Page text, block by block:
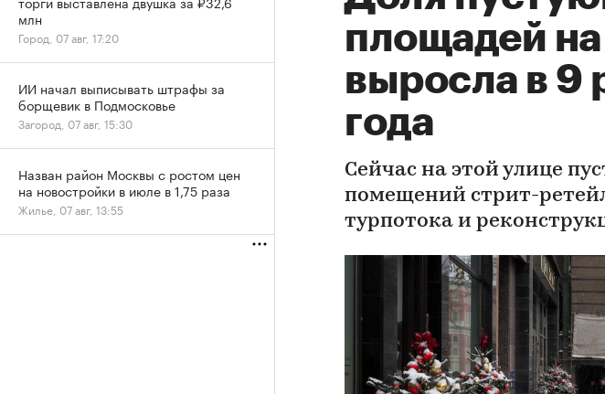
площадей
выросла в 9
года
Сейчас на этой улице
помещений стрит-
турпотока и
млн
Город, 07 авг, 17:20
ИИ начал выписывать штрафы за
борщевик в Подмосковье
Загород, 07 авг, 15:30
Назван район Москвы с ростом цен
на новостройки в июле в 1,75 раза
Жилье, 07 авг, 13:55